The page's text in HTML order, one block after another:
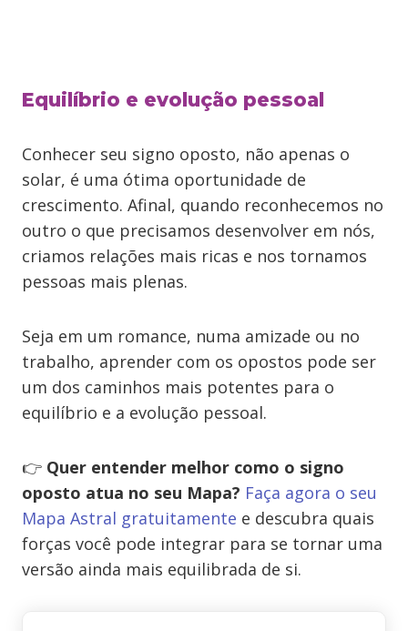
Equilíbrio e evolução pessoal
Conhecer seu signo oposto, não apenas o
solar, é uma ótima oportunidade de
crescimento. Afinal, quando reconhecemos no
outro o que precisamos desenvolver em nós,
criamos relações mais ricas e nos tornamos
pessoas mais plenas.
Seja em um romance, numa amizade ou no
trabalho, aprender com os opostos pode ser
um dos caminhos mais potentes para o
equilíbrio e a evolução pessoal.
👉 Quer entender melhor como o signo
oposto atua no seu Mapa? Faça agora o seu
Mapa Astral gratuitamente e descubra quais
forças você pode integrar para se tornar uma
versão ainda mais equilibrada de si.